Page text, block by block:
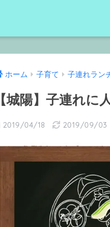
ホーム 子育て 子連れラン
【城陽】子連れ
2019/04/18 2019/09/03